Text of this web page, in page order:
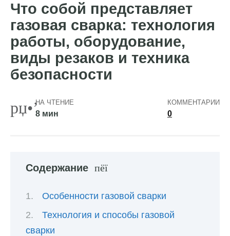
Что собой представляет
газовая сварка: технология
работы, оборудование,
виды резаков и техника
безопасности
НА ЧТЕНИЕ
8 мин
КОММЕНТАРИИ
0
Содержание
Особенности газовой сварки
Технология и способы газовой
сварки